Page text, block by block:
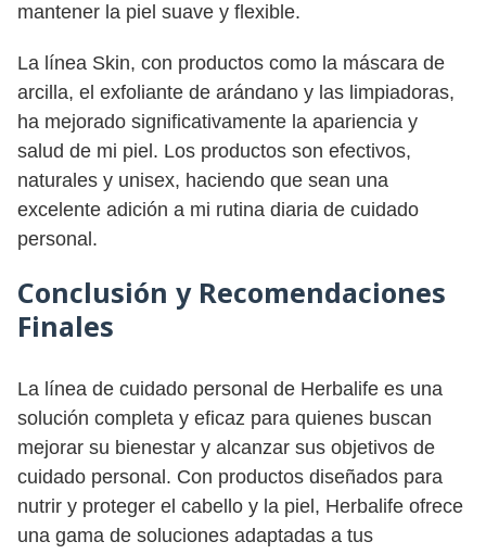
mantener la piel suave y flexible.
La línea Skin, con productos como la máscara de
arcilla, el exfoliante de arándano y las limpiadoras,
ha mejorado significativamente la apariencia y
salud de mi piel. Los productos son efectivos,
naturales y unisex, haciendo que sean una
excelente adición a mi rutina diaria de cuidado
personal.
Conclusión y Recomendaciones
Finales
La línea de cuidado personal de Herbalife es una
solución completa y eficaz para quienes buscan
mejorar su bienestar y alcanzar sus objetivos de
cuidado personal. Con productos diseñados para
nutrir y proteger el cabello y la piel, Herbalife ofrece
una gama de soluciones adaptadas a tus